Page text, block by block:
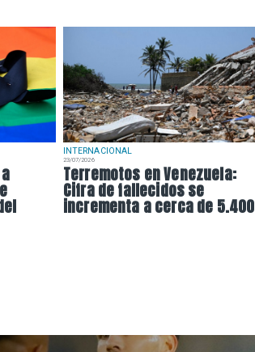
INTERNACIONAL
23/07/2026
Terremotos en Venezuela:
Cifra de fallecidos se
incrementa a cerca de 5.400